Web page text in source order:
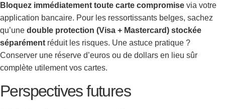
Bloquez immédiatement toute carte compromise via votre
application bancaire. Pour les ressortissants belges, sachez
qu’une double protection (Visa + Mastercard) stockée
séparément réduit les risques. Une astuce pratique ?
Conserver une réserve d’euros ou de dollars en lieu sûr
complète utilement vos cartes.
Perspectives futures